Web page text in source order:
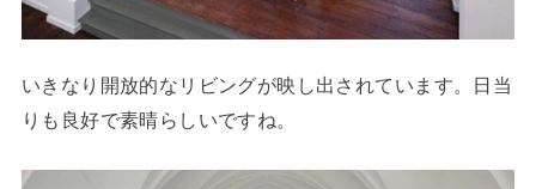
いきなり開放的なリビングが映し出されています。日当
りも良好で素晴らしいですね。